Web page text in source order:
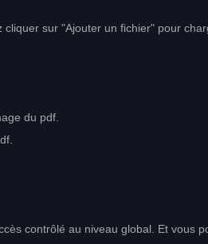
sur "Ajouter un fichier" pour
du pdf.
contrôlé au niveau global. Et vous